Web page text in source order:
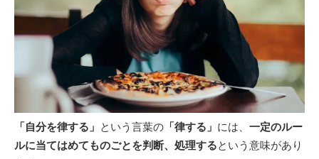
「自分を律する」 という言葉の 「律する」 には、 一定のルー
ルに当てはめてものごとを判断、処理するという意味があり